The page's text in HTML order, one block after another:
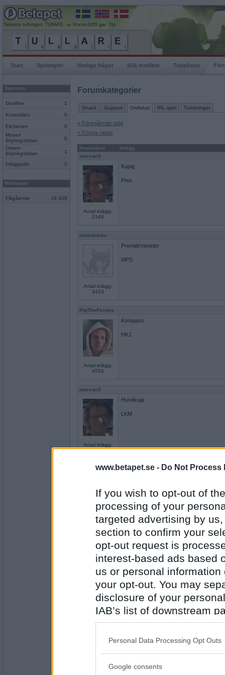
www.betapet.se - Do Not Process
If you wish to opt-out of
processing of your
targeted advertising by
section to confirm your
opt-out request is
interest-based ads based
us or personal
your opt-out. You may
disclosure of your
IAB’s list of downstream
also be disclosed by us
Downstream Participants
Please note that this
Personal Data Processing Opt Outs
Google consents
Senaste rullningen, TUllARE, av Marran1955 gav 70p
Start Spelregler Vanliga frågor Sök medlem Topplistor
Spelrum
Giraffen 1
Krokodilen 0
Elefanten
0
Musen
Böjningslistan
0
Grisen
Böjningslistan
1
Inloggade 2
Mobilspel
Pågående 18 436
Forumkategorier
Snack Support Ordlekar IRL-spel Turneringar
« Föregående sida
« Första sidan
Användare
Inlägg
morsan3
Antal inlägg:
2146
Kupig
Pms
lolololololo
Antal inlägg:
3423
Premiärminister
MPS
PipTheFennec
Antal inlägg:
4554
Kompass
HKJ
morsan3
Antal inlägg:
2146
Hundkoja
LKM
har1liten- Ej medlem längre
Antal inlägg:
FAK
morsan3
Antal inlägg:
Frack
TAK
PipTheFennec